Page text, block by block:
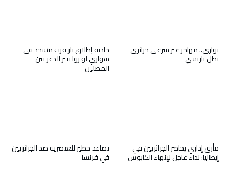
حادثة إطلاق نار قرب مسجد في
شوازي لو روا تثير الذعر بين
المصلين
نواري.. مهاجر غير شرعي جزائري
بطل باريسي
تصاعد خطير للعنصرية ضد الجزائريين
في فرنسا
مأزق إداري يحاصر الجزائريين في
إيطاليا: نداء عاجل لإنهاء الكابوس